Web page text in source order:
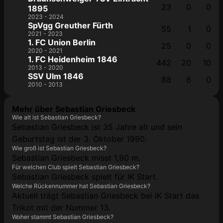
1895
2023 - 2024
23 0
0
SpVgg Greuther Fürth
2021 - 2023 55 1
0
1. FC Union Berlin
2020 - 2021 25 0
0
1. FC Heidenheim 1846
2013 - 2020 442 20
10
SSV Ulm 1846
2010 - 2013 88 6 0
Mehr über Sebastian Griesbeck
Wie alt ist Sebastian Griesbeck?
Sebastian Griesbeck ist 35 Jahre alt und sein
Geburtstag ist der 3. Oktober 1990.
Wie groß ist Sebastian Griesbeck?
Sebastian Griesbeck misst 1,90 m.
Für welchen Club spielt Sebastian Griesbeck?
Sebastian Griesbeck spielt für IK Start.
Welche Rückennummer hat Sebastian Griesbeck?
Aktuell trägt Sebastian Griesbeck bei IK Start das
Trikot mit der Nummer 13.
Woher stammt Sebastian Griesbeck?